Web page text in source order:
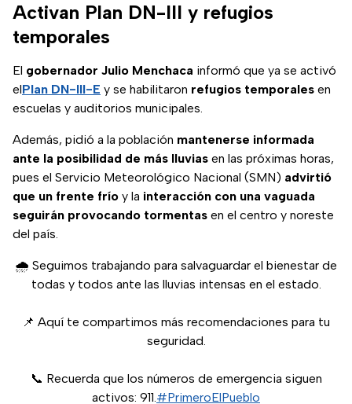
Activan Plan DN-III y refugios
temporales
El gobernador Julio Menchaca informó que ya se activó
elPlan DN-III-E y se habilitaron refugios temporales en
escuelas y auditorios municipales.
Además, pidió a la población mantenerse informada
ante la posibilidad de más lluvias en las próximas horas,
pues el Servicio Meteorológico Nacional (SMN) advirtió
que un frente frío y la interacción con una vaguada
seguirán provocando tormentas en el centro y noreste
del país.
🌧 Seguimos trabajando para salvaguardar el bienestar de
todas y todos ante las lluvias intensas en el estado.
📌 Aquí te compartimos más recomendaciones para tu
seguridad.
📞 Recuerda que los números de emergencia siguen
activos: 911.#PrimeroElPueblo